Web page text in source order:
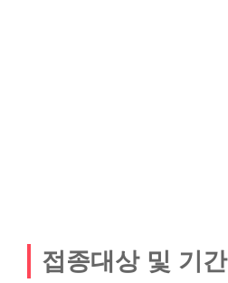
접종대상 및 기간